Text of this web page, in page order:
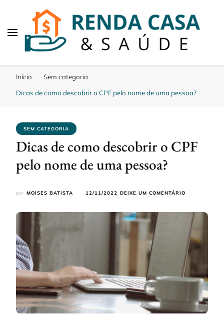
Início
Sem categoria
Dicas de como descobrir o CPF pelo nome de uma pessoa?
SEM CATEGORIA
Dicas de como descobrir o CPF
pelo nome de uma pessoa?
por MOISES BATISTA 12/11/2022 DEIXE UM COMENTÁRIO
COMO
DESCOBRIR
CPF
PELO
NOME
DE
UMA